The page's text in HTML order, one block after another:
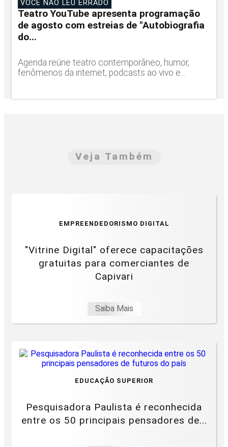
VOCÊ NÃO LEU ERRADO
Teatro YouTube apresenta programação
de agosto com estreias de "Autobiografia
do...
Agenda reúne teatro contemporâneo, humor,
fenômenos da internet, podcasts ao vivo e...
Veja Também
EMPREENDEDORISMO DIGITAL
"Vitrine Digital" oferece capacitações
gratuitas para comerciantes de
Capivari
Saiba Mais
EDUCAÇÃO SUPERIOR
Pesquisadora Paulista é reconhecida
entre os 50 principais pensadores de...